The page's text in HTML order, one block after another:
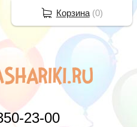
23-00
Корзина(0)